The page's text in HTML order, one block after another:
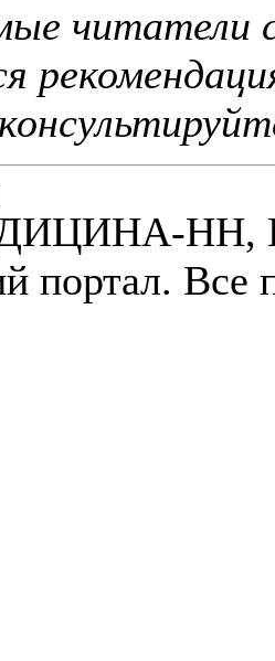
читатели
НН,
портал. Все